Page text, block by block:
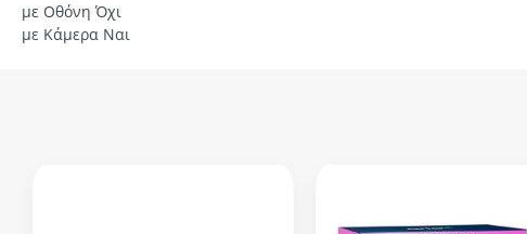
με Οθόνη Όχι
με Κάμερα Ναι